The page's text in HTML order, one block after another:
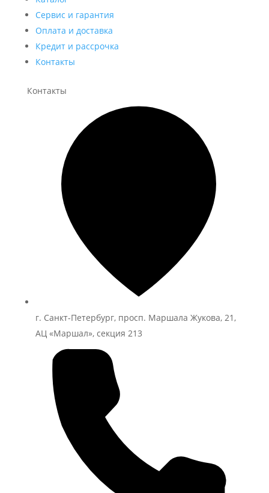
Сервис и гарантия
Оплата и доставка
Кредит и рассрочка
Контакты
Контакты
г. Санкт-Петербург, просп. Маршала Жукова, 21,
АЦ «Маршал», секция 213